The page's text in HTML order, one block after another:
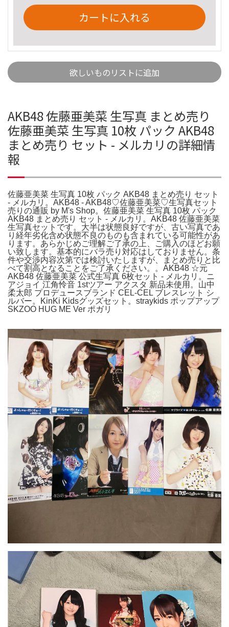
カートに入れる
欲しいものリストに追加
AKB48 佐藤亜美菜 生写真 まとめ売り
佐藤亜美菜 生写真 10枚 パック AKB48
まとめ売り セット - メルカリの詳細情
報
佐藤亜美菜 生写真 10枚 パック AKB48 まとめ売り セット
- メルカリ。AKB48 - AKB48♡佐藤亜美菜♡生写真セット
売りの通販 by M's Shop。佐藤亜美菜 生写真 10枚 パック
AKB48 まとめ売り セット - メルカリ。AKB48 佐藤亜美菜
生写真セットです。大半は状態良好ですが、古い写真であ
り経年劣化含め状態不良のものも含まれている可能性があ
ります。あらかじめご理解ご了承の上、ご購入のほどお願
い致します。基本的にバラ売り対応はしておりません。条
件や交渉内容次第では検討いたしますが、まとめ売りと比
べて割高となることをご了承ください。。AKB48 ☆元
AKB48 佐藤亜美菜 公式生写真 6枚セット - メルカリ。ニ
アジョイ 江角怜音 1stツアー アクスタ 新品未使用。山中
柔太郎 プロデュースブランド CEL-CEL ブレスレット シ
ルバー。KinKi Kidsグッズセット。straykids ポップアップ
SKZOO HUG ME Ver ポガリ